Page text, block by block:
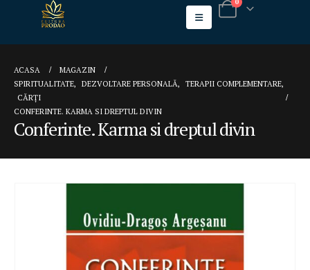
ACASA
MAGAZIN
SPIRITUALITATE, DEZVOLTARE PERSONALĂ, TERAPII COMPLEMENTARE,
CĂRȚI
CONFERINTE. KARMA SI DREPTUL DIVIN
Conferinte. Karma si dreptul divin